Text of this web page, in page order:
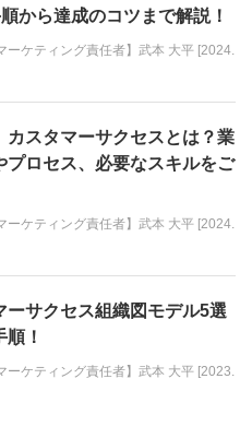
順から達成のコツまで解説！
ーケティング責任者】武本 大平 [2024.
カスタマーサクセスとは？業
プロセス、必要なスキルをご
ーケティング責任者】武本 大平 [2024.
ーサクセス組織図モデル5選
順！
ーケティング責任者】武本 大平 [2023.